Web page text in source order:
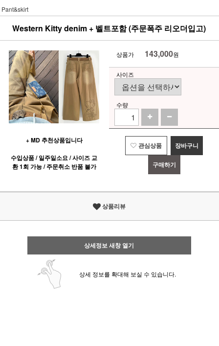
Pant&skirt
Western Kitty denim + 벨트포함 (주문폭주 리오더입고)
+ MD 추천상품입니다
수입상품 / 일주일소요 / 사이즈 교
환 1회 가능 / 주문취소 반품 불가
상품가 143,000원
사이즈
수량
관심상품 장바구니
구매하기
상품리뷰
상세정보 새창 열기
상세 정보를 확대해 보실 수 있습니다.